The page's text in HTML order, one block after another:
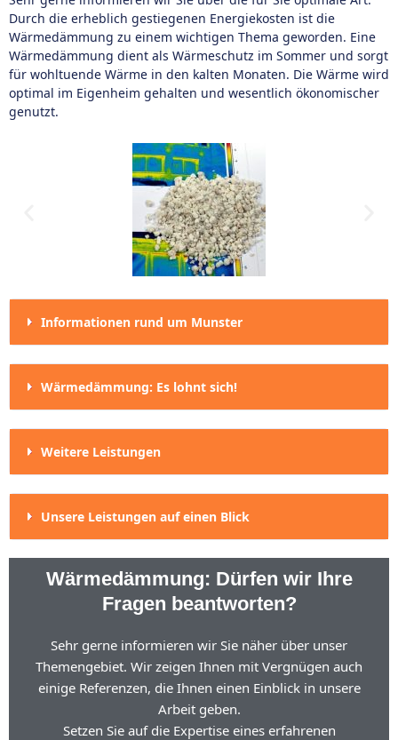
Durch die erheblich gestiegenen Energiekosten ist die
Wärmedämmung zu einem wichtigen Thema geworden. Eine
Wärmedämmung dient als Wärmeschutz im Sommer und sorgt
für wohltuende Wärme in den kalten Monaten. Die Wärme wird
optimal im Eigenheim gehalten und wesentlich ökonomischer
genutzt.
Informationen rund um Munster
Wärmedämmung: Es lohnt sich!
Weitere Leistungen
Unsere Leistungen auf einen Blick
Wärmedämmung: Dürfen wir Ihre
Fragen beantworten?
Sehr gerne informieren wir Sie näher über unser
Themengebiet. Wir zeigen Ihnen mit Vergnügen auch
einige Referenzen, die Ihnen einen Einblick in unsere
Arbeit geben.
Setzen Sie auf die Expertise eines erfahrenen